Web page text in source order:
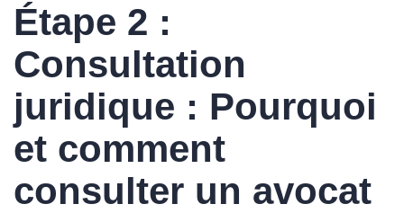
Étape 2 :
Consultation
juridique : Pourquoi
et comment
consulter un avocat